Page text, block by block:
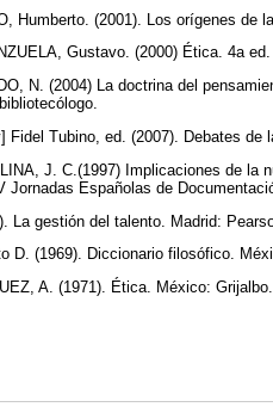
Humberto. (2001). Los orígenes
Gustavo. (2000) Ética. 4a
N. (2004) La doctrina del
Fidel Tubino, ed. (2007). Debates
J. C.(1997) Implicaciones de la
Jornadas Españolas de
La gestión del talento. Madrid:
D. (1969). Diccionario filosófico.
A. (1971). Ética. México: